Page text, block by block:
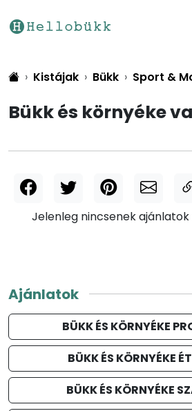
Kistájak Bükk Sport &
Bükk és környéke
Jelenleg nincsenek
Ajánlatok
BÜKK ÉS KÖRNYÉKE
BÜKK ÉS KÖRNYÉKE
BÜKK ÉS KÖRNYÉKE